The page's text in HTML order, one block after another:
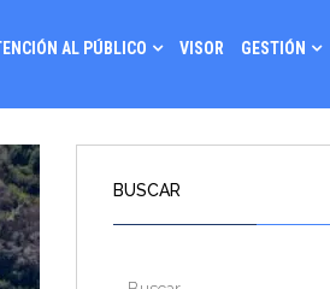
AL PÚBLICO VISOR GESTIÓN
BUSCAR